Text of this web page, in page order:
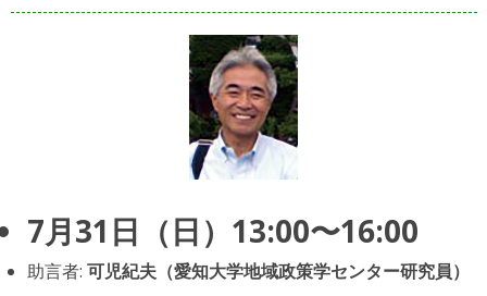
7月31日（日）13:00〜16:00
助言者: 可児紀夫（愛知大学地域政策学センター研究員）